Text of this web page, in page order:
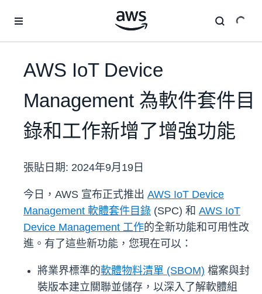
AWS IoT Device
Management 為軟件套件目
錄和工作新增了增強功能
張貼日期: 2024年9月19日
今日，AWS 宣布正式推出 AWS IoT Device
Management 軟體套件目錄 (SPC) 和 AWS IoT
Device Management 工作的全新功能和可用性改
進。有了這些新功能，您現在可以：
將業界標準的軟體物料清單 (SBOM) 檔案與封
裝版本建立關聯並儲存，以深入了解軟體組